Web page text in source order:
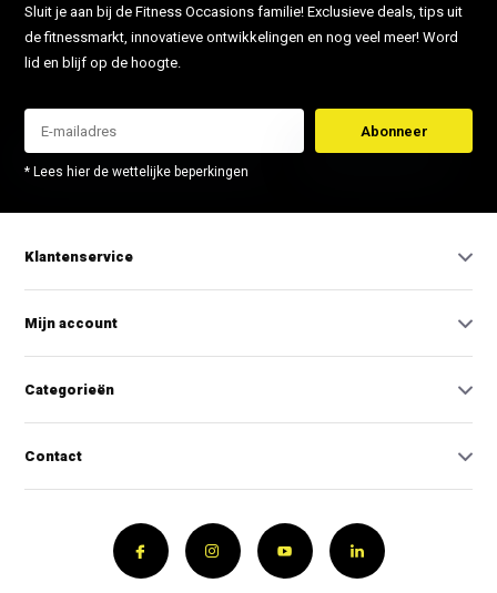
Sluit je aan bij de Fitness Occasions familie! Exclusieve deals, tips uit
de fitnessmarkt, innovatieve ontwikkelingen en nog veel meer! Word
lid en blijf op de hoogte.
Abonneer
* Lees hier de wettelijke beperkingen
Klantenservice
Mijn account
Categorieën
Contact